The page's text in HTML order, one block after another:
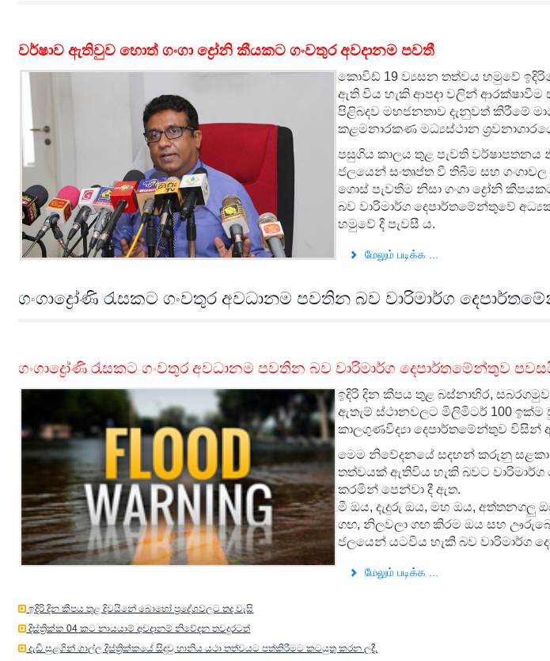
වර්ෂාව ඇතිවුව හොත් ගංගා ද්‍රෝනි කීයකට ගංවතුර අවදානම පවතී
කොවිඩ් 19 ව්‍යසන තත්වය හමුවේ
ඇති විය හැකි ආපදා වලින් ආරක්ෂාවීම
පිළිබදව මහජනතාව දැනුවත් කිරීමේ
කළමනාරකණ මධ්‍යස්ථාන
පසුගිය කාලය තුළ පැවති වර්ෂාපතනය
ජලයෙන් සංතෘප්ත වී තිබීම සහ
ගොස් පැවතීම නිසා ගංගා ද්‍රෝනි
බව වාරිමාර්ග දෙපාර්තමේන්තුවේ
හමුවේ දී පැවසී ය.
மேலும் படிக்க ...
ගංගාද්‍රෝණි රැසකට ගංවතුර අවධානම පවතින බව වාරිමාර්ග
ගංගාද්‍රෝණි රැසකට ගංවතුර අවධානම පවතින බව වාරිමාර්ග දෙපාර්තමේන්තුව
ඉදිරි දින කීපය තුළ බස්නාහිර,
ඇතැම් ස්ථානවලට මිලිමීටර් 100
කාලගුණවිද්‍යා දෙපාර්තමේන්තුව විසින්
මෙම නිවේදනයේ සදහන් කරුනු සළකා
තත්වයක් ඇතිවිය හැකි බවට
කරමින් පෙන්වා දී ඇත.
මී ඔය, දැදුරු ඔය, මහ ඔය, අත්තනගලු
ගඟ, නිලවලා ගඟ කිරම ඔය සහ
ජලයෙන් යටවිය හැකි බව වාරිමාර්ග
மேலும் படிக்க ...
ඉදිරි දින කීපය තුළ දිවයිනේ බොහෝ ප්‍රදේශවලට තද වැසි
දිස්ත්‍රික්ක 04 කට නායයාම් අවදානම් නිවේදන තවදුරටත්
දැඩි සුළගින් ගාල්ල දිස්ත්‍රික්කයේ සිදුවු හානිය යථා තත්වයට පත්කිරීමට කටයුතු කරන ලදී.